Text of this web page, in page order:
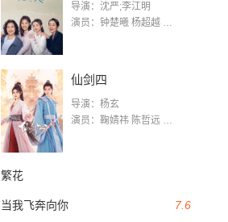
导演：沈严;李江明
演员：钟楚曦 杨超越 许娣 陈小艺 侯雯元 宋洋 王宥钧 李添诺
仙剑四
导演：杨玄
演员：鞠婧祎 陈哲远 茅子俊 毛晓慧 王媛可 张志浩 林枫松 张帆（演员）
繁花
7.6
当我飞奔向你